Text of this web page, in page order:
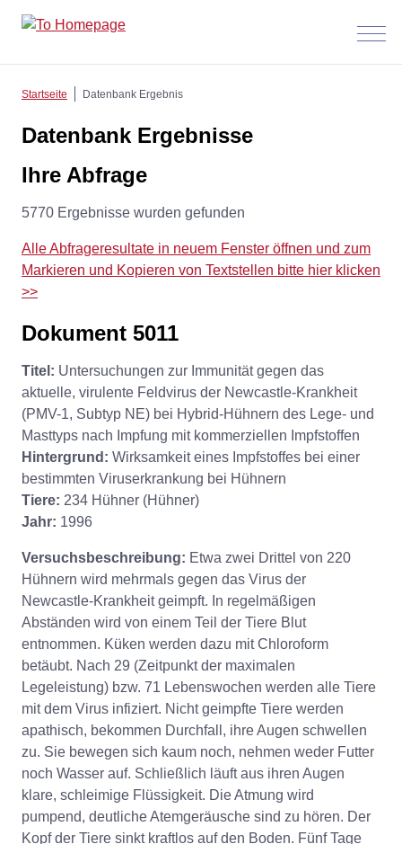
Menü
Startseite Datenbank Ergebnis
Datenbank Ergebnisse
Ihre Abfrage
5770 Ergebnisse wurden gefunden
Alle Abfrageresultate in neuem Fenster öffnen und zum
Markieren und Kopieren von Textstellen bitte hier klicken
>>
Dokument 5011
Titel: Untersuchungen zur Immunität gegen das
aktuelle, virulente Feldvirus der Newcastle-Krankheit
(PMV-1, Subtyp NE) bei Hybrid-Hühnern des Lege- und
Masttyps nach Impfung mit kommerziellen Impfstoffen
Hintergrund: Wirksamkeit eines Impfstoffes bei einer
bestimmten Viruserkrankung bei Hühnern
Tiere: 234 Hühner (Hühner)
Jahr: 1996
Versuchsbeschreibung: Etwa zwei Drittel von 220
Hühnern wird mehrmals gegen das Virus der
Newcastle-Krankheit geimpft. In regelmäßigen
Abständen wird von einem Teil der Tiere Blut
entnommen. Küken werden dazu mit Chloroform
betäubt. Nach 29 (Zeitpunkt der maximalen
Legeleistung) bzw. 71 Lebenswochen werden alle Tiere
mit dem Virus infiziert. Nicht geimpfte Tiere werden
apathisch, bekommen Durchfall, ihre Augen schwellen
zu. Sie bewegen sich kaum noch, nehmen weder Futter
noch Wasser auf. Schließlich läuft aus ihren Augen
klare, schleimige Flüssigkeit. Die Atmung wird
pumpend, deutliche Atemgeräusche sind zu hören. Der
Kopf der Tiere sinkt kraftlos auf den Boden. Fünf Tage